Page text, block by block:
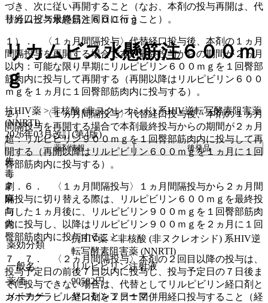
づき、次に従い再開すること（なお、本剤の投与再開は、代
替経口投与最終日と同日に行うこと）。
１）． 〈１ヵ月間隔投与〉代替経口投与後、本剤の１ヵ月
間隔投与を再開する場合で本剤最終投与からの期間が２ヵ月
以内：可能な限り早期にリルピビリン６００ｍｇを１回臀部
筋肉内に投与して再開する（再開以降はリルピビリン６００
ｍｇを１ヵ月に１回臀部筋肉内に投与する）。
２）． 〈１ヵ月間隔投与〉代替経口投与後、本剤の１ヵ月
間隔投与を再開する場合で本剤最終投与からの期間が２ヵ月
超：リルピビリン９００ｍｇを１回臀部筋肉内に投与して再
開する（再開以降はリルピビリン６００ｍｇを１ヵ月に１回
臀部筋肉内に投与する）。
７．６． 〈１ヵ月間隔投与〉１ヵ月間隔投与から２ヵ月間
隔投与に切り替える際は、リルピビリン６００ｍｇを最終投
与した１ヵ月後に、リルピビリン９００ｍｇを１回臀部筋肉
内に投与し、以降はリルピビリン９００ｍｇを２ヵ月に１回
臀部筋肉内に投与すること。
７．７． 〈２ヵ月間隔投与〉本剤の２回目以降の投与は、
投与予定日の前後７日以内に投与し、投与予定日の７日後ま
でに投与できない場合は、代替としてリルピビリン経口剤と
カボテグラビル経口剤を１日１回併用経口投与すること（経
リカムビス水懸筋注６００ｍｇ
リカムビス水懸筋注６００ｍ
ｇ
抗HIV薬 > 非核酸 (非ヌクレオシド) 系HIV逆転写酵素阻害薬
(NNRTI)
2026年03月改訂(第4版)
薬剤情報 後発品
先
毒
劇
麻
向
覚
薬効分類
抗HIV薬 > 非核酸 (非ヌクレオシド) 系HIV逆
転写酵素阻害薬 (NNRTI)
一般名
リルピビリン注射液
薬価
90582円
メーカー
ヤンセンファーマ